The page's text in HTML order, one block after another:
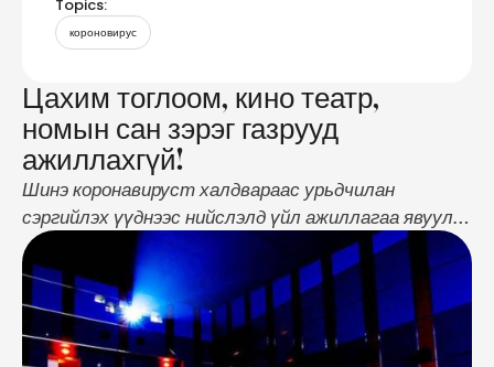
Topics:
короновирус
Цахим тоглоом, кино театр,
номын сан зэрэг газрууд
ажиллахгүй!
Шинэ коронавируст халдвараас урьдчилан
сэргийлэх үүднээс нийслэлд үйл ажиллагаа явуулж
буй 2 болон 3 дах шатлалын 17 эмнэлэг, гахай,
шувуу, үхрийн фермийн аж ахуй эрхлэгч 303
байгууллага, нийтийн тээврийн газруудад эрүүл
ахуй халдвар хамгааллын дэглэмийг хатуу
мөрдөх, ариутгал халдваргүйжүүлэлтээ